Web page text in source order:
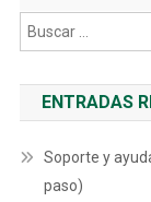
ENTRADAS
Soporte y
paso)